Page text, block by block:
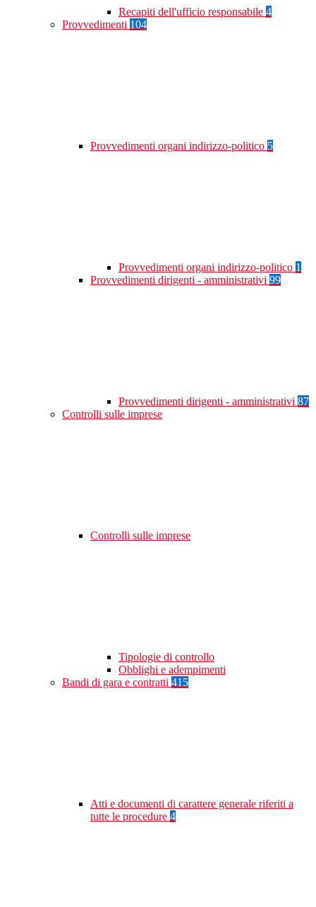
Recapiti dell'ufficio responsabile 4
Provvedimenti 104
Provvedimenti organi indirizzo-politico 5
Provvedimenti organi indirizzo-politico 1
Provvedimenti dirigenti - amministrativi 99
Provvedimenti dirigenti - amministrativi 87
Controlli sulle imprese
Controlli sulle imprese
Tipologie di controllo
Obblighi e adempimenti
Bandi di gara e contratti 415
Atti e documenti di carattere generale riferiti a
tutte le procedure 4